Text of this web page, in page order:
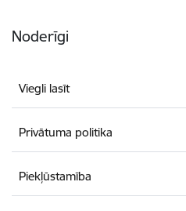
Noderīgi
Viegli lasīt
Privātuma politika
Piekļūstamība